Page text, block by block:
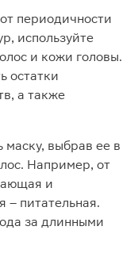
периодичности
используйте
и кожи головы.
остатки
а также
выбрав ее в
Например, от
и
– питательная.
за длинными